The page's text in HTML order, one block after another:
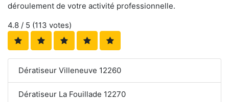
déroulement de votre activité professionnelle.
4.8 / 5 (113 votes)
Dératiseur Villeneuve 12260
Dératiseur La Fouillade 12270